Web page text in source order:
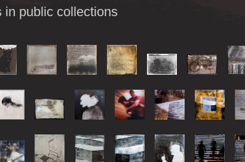
in public collections